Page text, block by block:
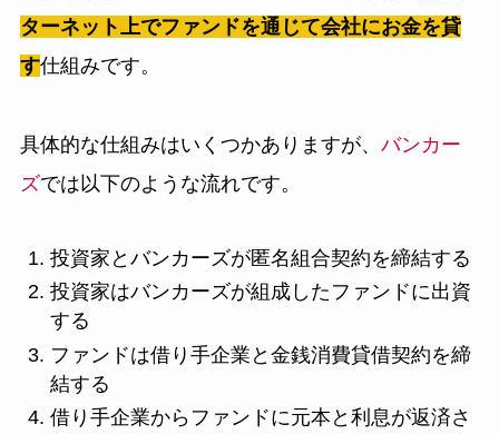
ターネット上でファンドを通じて会社にお金を貸
す仕組みです。
具体的な仕組みはいくつかありますが、 バンカー
ズでは以下のような流れです。
投資家とバンカーズが匿名組合契約を締結する
投資家はバンカーズが組成したファンドに出資
する
ファンドは借り手企業と金銭消費貸借契約を締
結する
借り手企業からファンドに元本と利息が返済さ